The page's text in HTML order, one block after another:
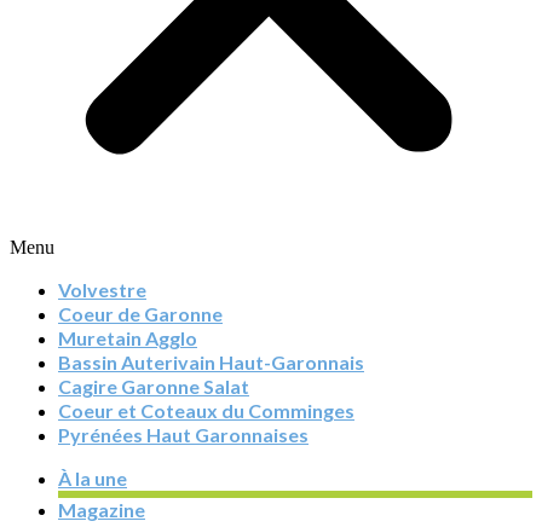
Menu
Volvestre
Coeur de Garonne
Muretain Agglo
Bassin Auterivain Haut-Garonnais
Cagire Garonne Salat
Coeur et Coteaux du Comminges
Pyrénées Haut Garonnaises
À la une
Magazine